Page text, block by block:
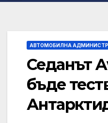
АВТОМОБИЛНА
Седанът
бъде